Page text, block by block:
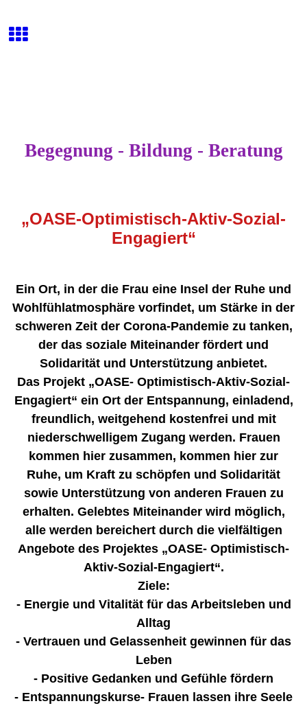
Begegnung - Bildung - Beratung
„OASE-Optimistisch-Aktiv-Sozial-
Engagiert“
Ein Ort, in der die Frau eine Insel der Ruhe und
Wohlfühlatmosphäre vorfindet, um Stärke in der
schweren Zeit der Corona-Pandemie zu tanken,
der das soziale Miteinander fördert und
Solidarität und Unterstützung anbietet.
Das Projekt „OASE- Optimistisch-Aktiv-Sozial-
Engagiert“ ein Ort der Entspannung, einladend,
freundlich, weitgehend kostenfrei und mit
niederschwelligem Zugang werden. Frauen
kommen hier zusammen, kommen hier zur
Ruhe, um Kraft zu schöpfen und Solidarität
sowie Unterstützung von anderen Frauen zu
erhalten. Gelebtes Miteinander wird möglich,
alle werden bereichert durch die vielfältigen
Angebote des Projektes „OASE- Optimistisch-
Aktiv-Sozial-Engagiert“.
Ziele:
- Energie und Vitalität für das Arbeitsleben und
Alltag
- Vertrauen und Gelassenheit gewinnen für das
Leben
- Positive Gedanken und Gefühle fördern
- Entspannungskurse- Frauen lassen ihre Seele